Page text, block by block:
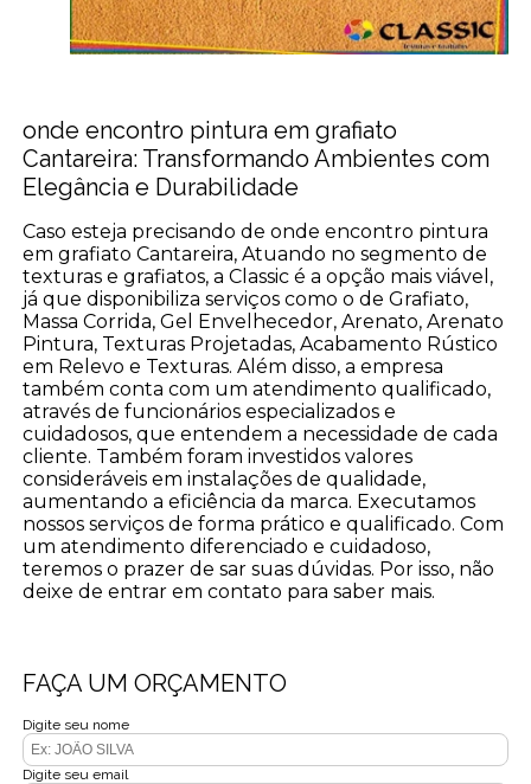
onde encontro pintura em grafiato
Cantareira: Transformando Ambientes com
Elegância e Durabilidade
Caso esteja precisando de onde encontro pintura
em grafiato Cantareira, Atuando no segmento de
texturas e grafiatos, a Classic é a opção mais viável,
já que disponibiliza serviços como o de Grafiato,
Massa Corrida, Gel Envelhecedor, Arenato, Arenato
Pintura, Texturas Projetadas, Acabamento Rústico
em Relevo e Texturas. Além disso, a empresa
também conta com um atendimento qualificado,
através de funcionários especializados e
cuidadosos, que entendem a necessidade de cada
cliente. Também foram investidos valores
consideráveis em instalações de qualidade,
aumentando a eficiência da marca. Executamos
nossos serviços de forma prático e qualificado. Com
um atendimento diferenciado e cuidadoso,
teremos o prazer de sar suas dúvidas. Por isso, não
deixe de entrar em contato para saber mais.
FAÇA UM ORÇAMENTO
Digite seu nome
Digite seu email